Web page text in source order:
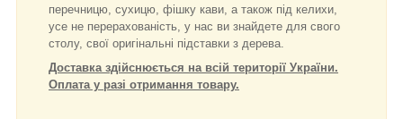
перечницю, сухицю, фішку кави, а також під келихи,
усе не перерахованість, у нас ви знайдете для свого
столу, свої оригінальні підставки з дерева.
Доставка здійснюється на всій території України.
Оплата у разі отримання товару.